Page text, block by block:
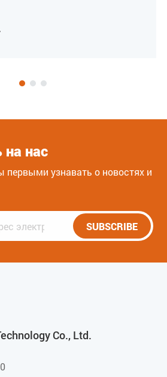
нас
первыми узнавать о новостях и
SUBSCRIBE
Co., Ltd.